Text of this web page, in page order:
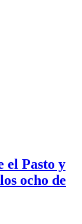
el Pasto y
ocho de